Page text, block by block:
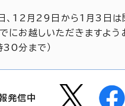
、12月29日から1月3日は
にお越しいただきますようお
分まで）
発信中